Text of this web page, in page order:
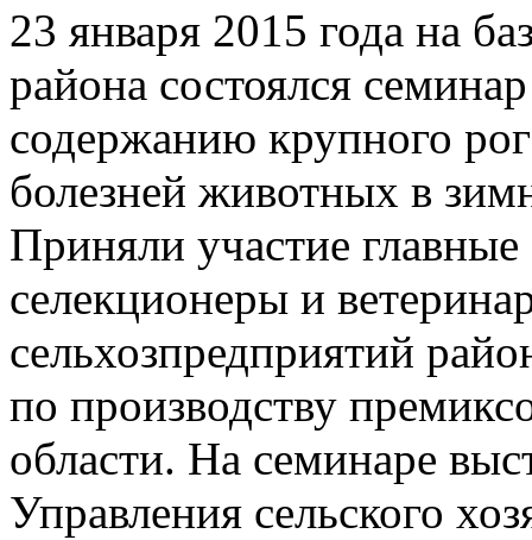
23 января 2015 года на
района состоялся
содержанию крупного
болезней животных в
Приняли участие
селекционеры и
сельхозпредприятий
по производству
области. На семинаре
Управления сельского